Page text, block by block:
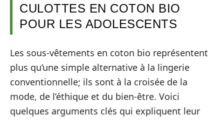
CULOTTES EN COTON BIO
POUR LES ADOLESCENTS
Les sous-vêtements en coton bio représentent
plus qu’une simple alternative à la lingerie
conventionnelle; ils sont à la croisée de la
mode, de l’éthique et du bien-être. Voici
quelques arguments clés qui expliquent leur